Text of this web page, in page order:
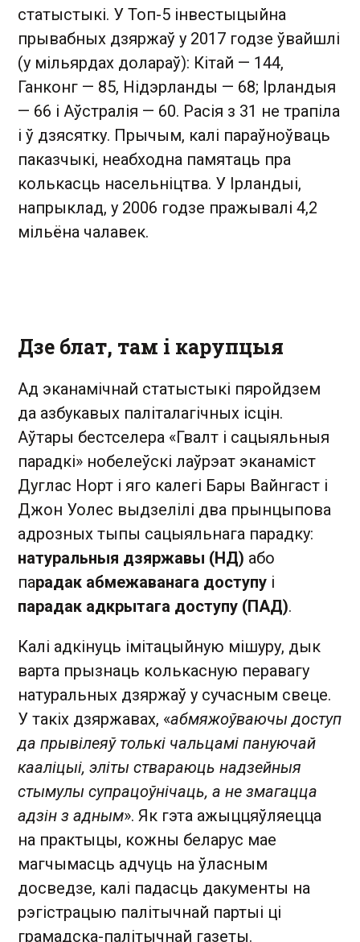
статыстыкі. У Топ-5 інвестыцыйна
прывабных дзяржаў у 2017 годзе ўвайшлі
(у мільярдах долараў): Кітай — 144,
Ганконг — 85, Нідэрланды — 68; Ірландыя
— 66 і Аўстралія — 60. Расія з 31 не трапіла
і ў дзясятку. Прычым, калі параўноўваць
паказчыкі, неабходна памятаць пра
колькасць насельніцтва. У Ірландыі,
напрыклад, у 2006 годзе пражывалі 4,2
мільёна чалавек.
Дзе блат, там і карупцыя
Ад эканамічнай статыстыкі пяройдзем
да азбукавых паліталагічных ісцін.
Аўтары бестселера «Гвалт і сацыяльныя
парадкі» нобелеўскі лаўрэат эканаміст
Дуглас Норт і яго калегі Бары Вайнгаст і
Джон Уолес выдзелілі два прынцыпова
адрозных тыпы сацыяльнага парадку:
натуральныя дзяржавы (НД) або
парадак абмежаванага доступу і
парадак адкрытага доступу (ПАД).
Калі адкінуць імітацыйную мішуру, дык
варта прызнаць колькасную перавагу
натуральных дзяржаў у сучасным свеце.
У такіх дзяржавах, «абмяжоўваючы доступ
да прывілеяў толькі чальцамі пануючай
кааліцыі, эліты ствараюць надзейныя
стымулы супрацоўнічаць, а не змагацца
адзін з адным». Як гэта ажыццяўляецца
на практыцы, кожны беларус мае
магчымасць адчуць на ўласным
досведзе, калі падасць дакументы на
рэгістрацыю палітычнай партыі ці
грамадска-палітычнай газеты.